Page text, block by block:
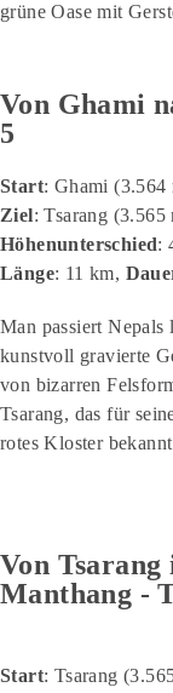
grüne Oase mit
Von Ghami
5
Start: Ghami (3.564
Ziel: Tsarang (3.565
Höhenunterschied:
Länge: 11 km,
Man passiert Nepals
kunstvoll gravierte
von bizarren
Tsarang, das für
rotes Kloster
Von
Manthang -
Start: Tsarang